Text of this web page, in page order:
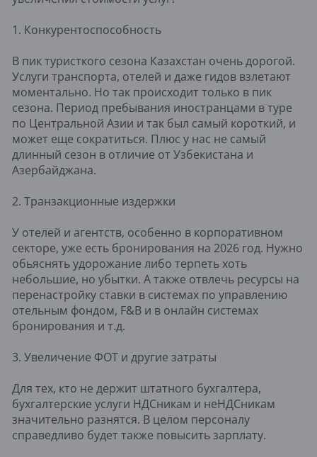
1. Конкурентоспособность
В пик туристкого сезона Казахстан очень дорогой.
Услуги транспорта, отелей и даже гидов взлетают
моментально. Но так происходит только в пик
сезона. Период пребывания иностранцами в туре
по Центральной Азии и так был самый короткий, и
может еще сократиться. Плюс у нас не самый
длинный сезон в отличие от Узбекистана и
Азербайджана.
2. Транзакционные издержки
У отелей и агентств, особенно в корпоративном
секторе, уже есть бронирования на 2026 год. Нужно
обьяснять удорожание либо терпеть хоть
небольшие, но убытки. А также отвлечь ресурсы на
перенастройку ставки в системах по управлению
отельным фондом, F&B и в онлайн системах
бронирования и т.д.
3. Увеличение ФОТ и другие затраты
Для тех, кто не держит штатного бухгалтера,
бухгалтерские услуги НДСникам и неНДСникам
значительно разнятся. В целом персоналу
справедливо будет также повысить зарплату.